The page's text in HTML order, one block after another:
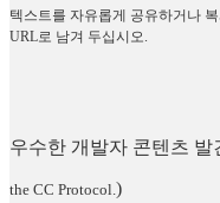
텍스트를 자유롭게 공유하거나
URL로 남겨 두십시오.
우수한 개발자 콘텐츠 발
the CC Protocol.)